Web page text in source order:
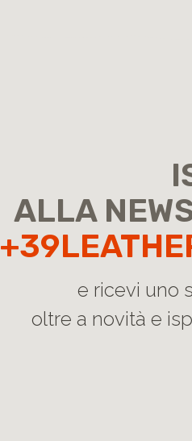
ALLA
e ricevi uno
oltre a novità e